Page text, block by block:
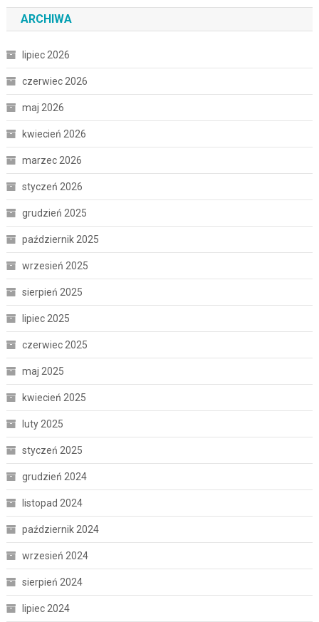
ARCHIWA
lipiec 2026
czerwiec 2026
maj 2026
kwiecień 2026
marzec 2026
styczeń 2026
grudzień 2025
październik 2025
wrzesień 2025
sierpień 2025
lipiec 2025
czerwiec 2025
maj 2025
kwiecień 2025
luty 2025
styczeń 2025
grudzień 2024
listopad 2024
październik 2024
wrzesień 2024
sierpień 2024
lipiec 2024